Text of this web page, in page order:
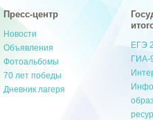
Пресс-центр
Новости
Объявления
Фотоальбомы
70 лет победы
Дневник лагеря
ЕГЭ
ГИА-